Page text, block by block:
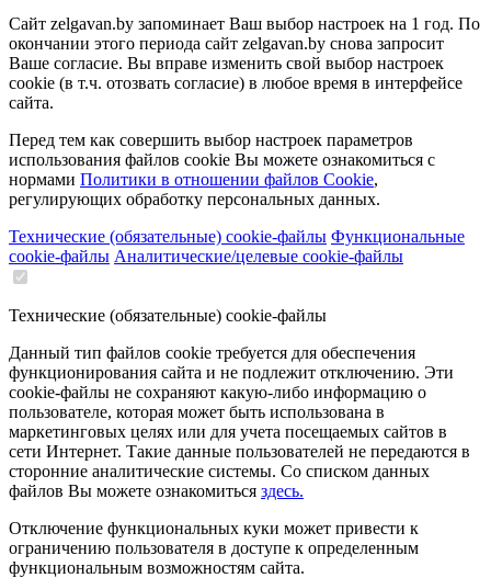
Сайт zelgavan.by запоминает Ваш выбор настроек на 1 год. По
окончании этого периода сайт zelgavan.by снова запросит
Ваше согласие. Вы вправе изменить свой выбор настроек
cookie (в т.ч. отозвать согласие) в любое время в интерфейсе
сайта.
Перед тем как совершить выбор настроек параметров
использования файлов cookie Вы можете ознакомиться с
нормами Политики в отношении файлов Cookie,
регулирующих обработку персональных данных.
Технические (обязательные) cookie-файлы Функциональные
cookie-файлы Аналитические/целевые cookie-файлы
Технические (обязательные) cookie-файлы
Данный тип файлов cookie требуется для обеспечения
функционирования сайта и не подлежит отключению. Эти
сookie-файлы не сохраняют какую-либо информацию о
пользователе, которая может быть использована в
маркетинговых целях или для учета посещаемых сайтов в
сети Интернет. Такие данные пользователей не передаются в
сторонние аналитические системы. Со списком данных
файлов Вы можете ознакомиться здесь.
Отключение функциональных куки может привести к
ограничению пользователя в доступе к определенным
функциональным возможностям сайта.